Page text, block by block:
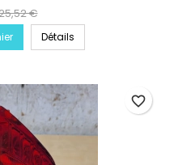
€
Détails
favorite_border